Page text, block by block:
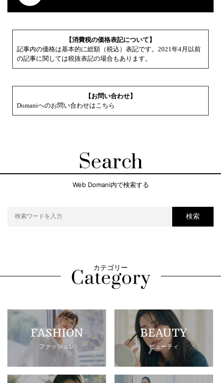
【消費税の価格表記について】
記事内の価格は基本的に総額（税込）表記です。2021年4月以前
の記事に関しては税抜表記の場合もあります。
【お問い合わせ】
Domaniへのお問い合わせはこちら
Search
Web Domani内で検索する
検索
カテゴリー
FASHION
ファッション
BEAUTY
ビューティ